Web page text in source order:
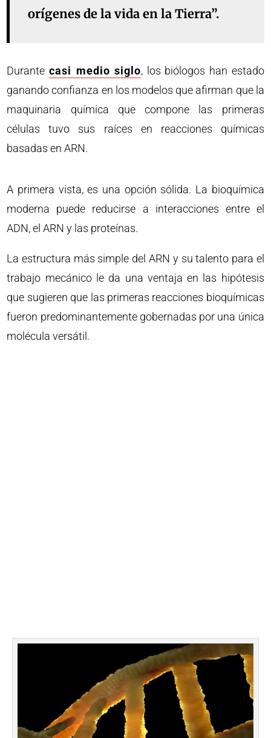
orígenes de la vida en la Tierra”.
Durante casi medio siglo, los biólogos han estado
ganando confianza en los modelos que afirman que la
maquinaria química que compone las primeras
células tuvo sus raíces en reacciones químicas
basadas en ARN.
A primera vista, es una opción sólida. La bioquímica
moderna puede reducirse a interacciones entre el
ADN, el ARN y las proteínas.
La estructura más simple del ARN y su talento para el
trabajo mecánico le da una ventaja en las hipótesis
que sugieren que las primeras reacciones bioquímicas
fueron predominantemente gobernadas por una única
molécula versátil.